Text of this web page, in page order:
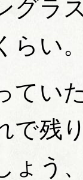
グラ
らい。
てい
で残
ょう